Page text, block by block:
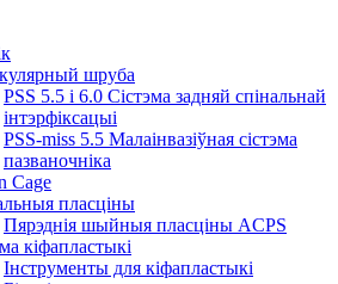
шруба
PSS 5.5 і 6.0 Сістэма задняй спінальнай
інтэрфіксацыі
PSS-miss 5.5 Малаінвазіўная сістэма
пазваночніка
Cage
пласціны
Пярэднія шыйныя пласціны ACPS
кіфапластыкі
Інструменты для кіфапластыкі